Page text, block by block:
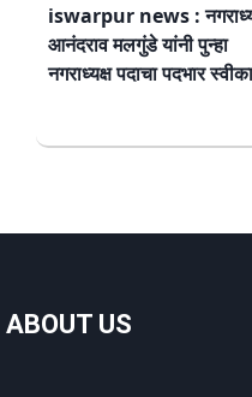
iswarpur news :
आनंदराव मलगुंडे यांनी पुन्हा
नगराध्यक्ष पदाचा पदभार
ABOUT US